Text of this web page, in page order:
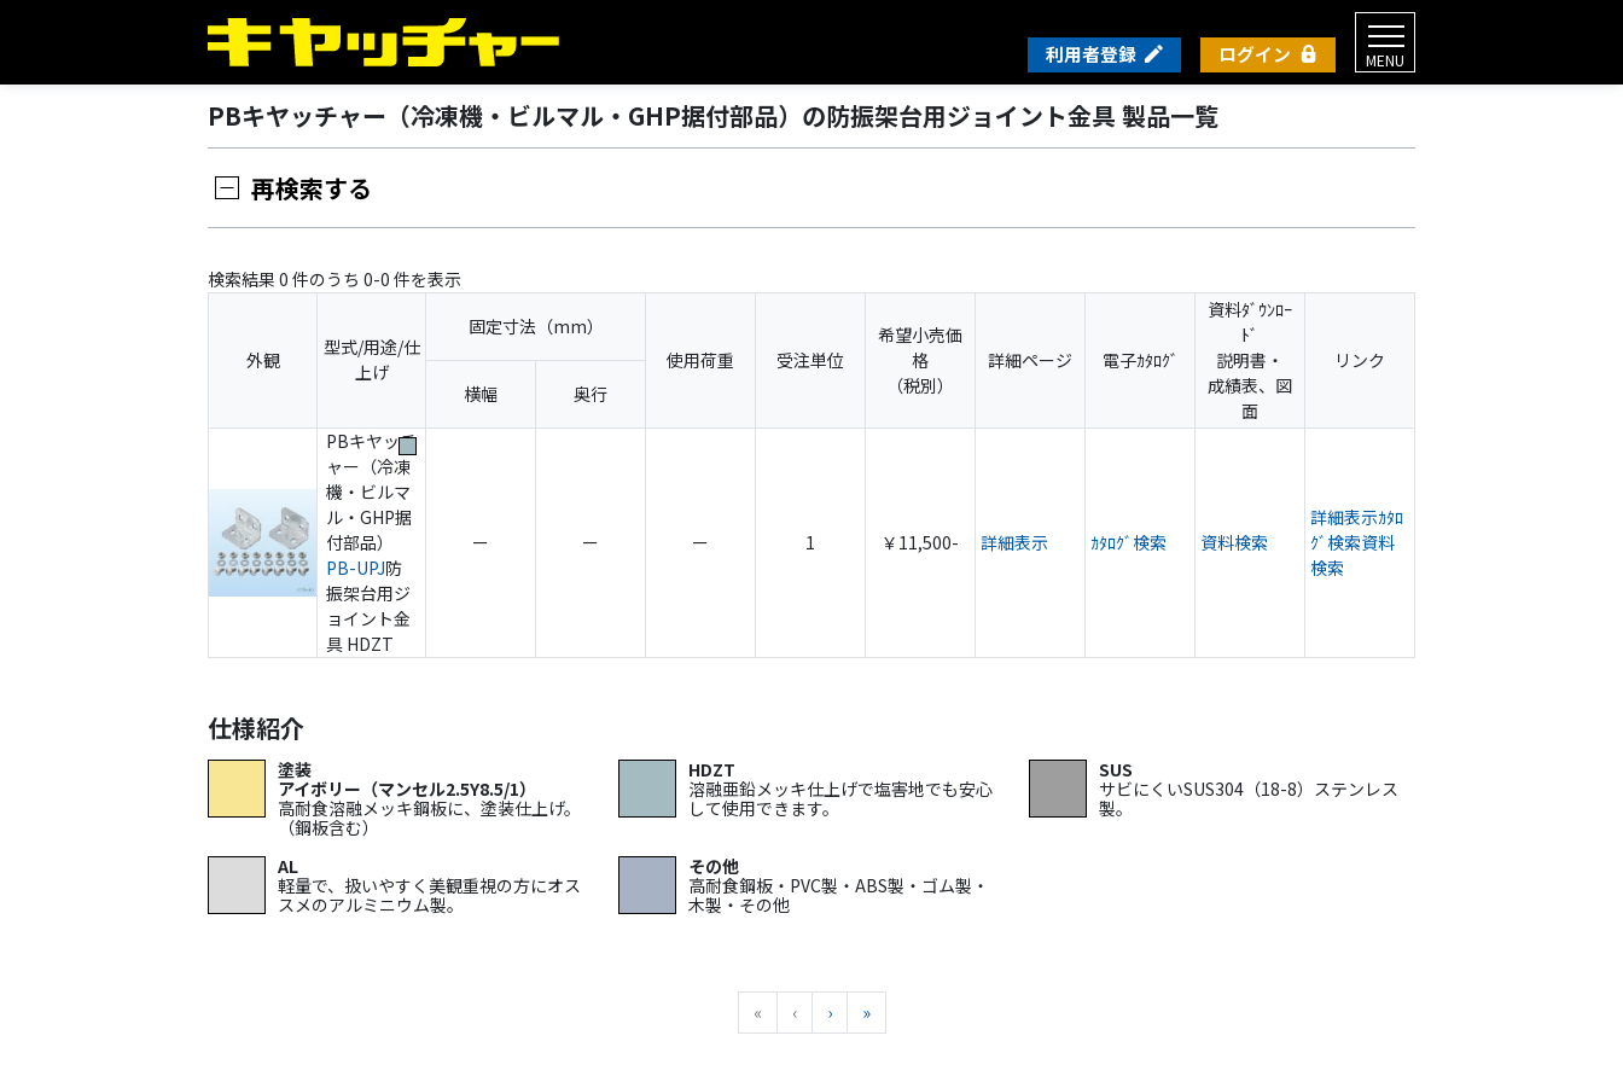
利用者登録 ログイン MENU
PBキヤッチャー（冷凍機・ビルマル・GHP据付部品）の防振架台用ジョイント金具 製品一覧
再検索する
検索結果 0 件のうち 0-0 件を表示
外観
型式/用途/仕
上げ
固定寸法（mm）
使用荷重
受注単位
希望小売価
格
（税別）
詳細ページ 電子ｶﾀﾛｸﾞ
資料ﾀﾞｳﾝﾛｰ
ﾄﾞ
説明書・
成績表、図
面
リンク
横幅
奥行
PBキヤッチ
ャー（冷凍
機・ビルマ
ル・GHP据
付部品）
PB-UPJ防
振架台用ジ
ョイント金
具 HDZT
ー ー ー 1 ￥11,500- 詳細表示 ｶﾀﾛｸﾞ検索 資料検索
詳細表示ｶﾀﾛ
ｸﾞ検索資料
検索
仕様紹介
塗装
アイボリー（マンセル2.5Y8.5/1）
高耐食溶融メッキ鋼板に、塗装仕上げ。
（鋼板含む）
HDZT
溶融亜鉛メッキ仕上げで塩害地でも安心
して使用できます。
SUS
サビにくいSUS304（18-8）ステンレス
製。
AL
軽量で、扱いやすく美観重視の方にオス
スメのアルミニウム製。
その他
高耐食鋼板・PVC製・ABS製・ゴム製・
木製・その他
« 先頭へ
‹前へ›次へ»最後へ